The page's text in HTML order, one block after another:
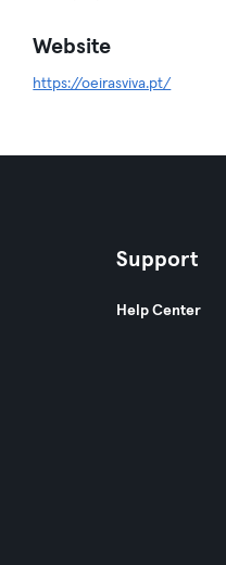
Website
https://oeirasviva.pt/
Support
Help Center